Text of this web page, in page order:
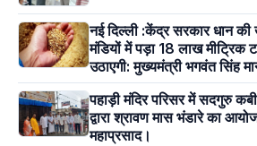
नई दिल्ली :केंद्र सरकार धान
मंडियों में पड़ा 18 लाख मीट्रिक
उठाएगी: मुख्यमंत्री भगवंत सिंह
पहाड़ी मंदिर परिसर में सदगुरु
द्वारा श्रावण मास भंडारे का
महाप्रसाद।